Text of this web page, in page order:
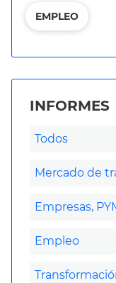
EMPLEO
INFORMES
Todos
Mercado de
Empresas,
Empleo